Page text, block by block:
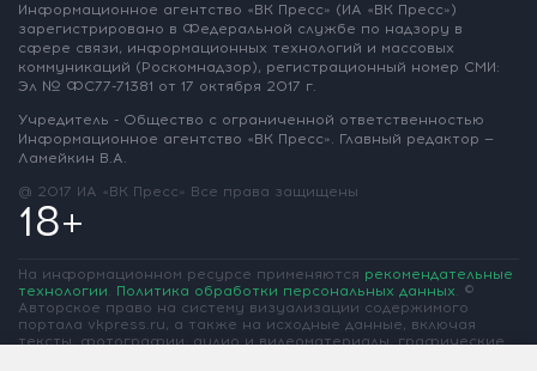
Информационное агентство «ВК Пресс» (ИА «ВК Пресс»)
зарегистрировано в Федеральной службе по надзору в
сфере связи, информационных технологий и массовых
коммуникаций (Роскомнадзор), регистрационный номер СМИ:
Эл № ФС77-71381 от 17 октября 2017 г.
Учредитель - Общество с ограниченной ответственностью
Информационное агентство «ВК Пресс». Главный редактор —
Ламейкин В.А.
@ 2017 ИА «ВК Пресс» Все права защищены
18+
На информационном ресурсе применяются рекомендательные
технологии. Политика обработки персональных данных. ©
Авторское право на систему визуализации содержимого
портала vkpress.ru, а также на исходные данные, включая
тексты, фотографии, аудио и видеоматериалы, графические